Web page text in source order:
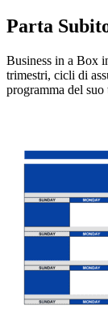
Parta
Business in a Box
trimestri, cicli di
programma del